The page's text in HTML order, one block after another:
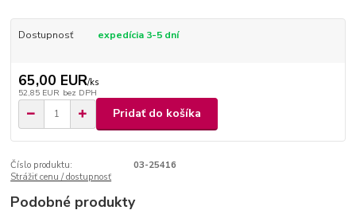
Dostupnosť expedícia 3-5 dní
65,00 EUR/ks
52,85 EUR bez DPH
Pridať do košíka
Číslo produktu:
03-25416
Strážiť cenu / dostupnosť
Podobné produkty